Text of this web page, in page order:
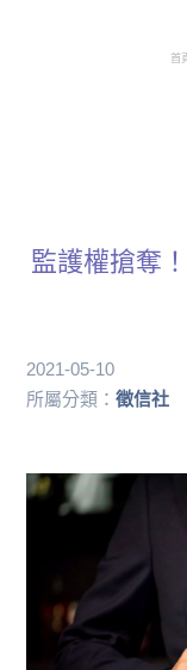
首
監護權搶奪
2021-05-10
所屬分類：徵信社